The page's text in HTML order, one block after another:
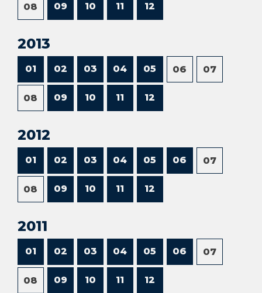
08 09 10 11 12
2013
01 02 03 04 05 06 07
08 09 10 11 12
2012
01 02 03 04 05 06 07
08 09 10 11 12
2011
01 02 03 04 05 06 07
08 09 10 11 12